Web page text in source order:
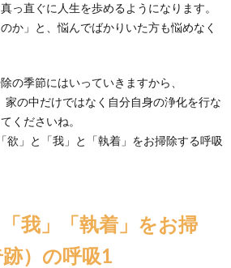
っ直ぐに人生を歩めるようになります。
か」と、悩んでばかりいた方も悩めなく
の季節にはいっていきますから、
家の中だけではなく自分自身の浄化を行な
くださいね。
欲」と「我」と「執着」をお掃除する呼吸
「我」「執着」をお掃
）の呼吸1